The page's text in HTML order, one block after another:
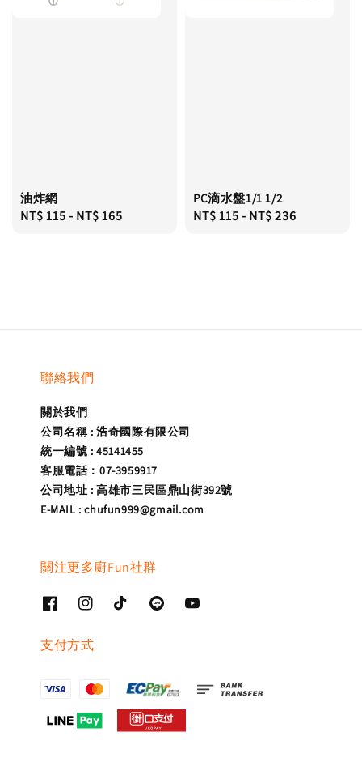
油炸網
Regular
NT$ 115- NT$ 165
PC滴水盤1/1 1/2
Regular
NT$ 115- NT$ 236
聯絡我們
關於我們
公司名稱 : 浩奇國際有限公司
統一編號 : 45141455
客服電話：07-3959917
公司地址 : 高雄市三民區鼎山街392號
E-MAIL : chufun999@gmail.com
關注更多廚Fun社群
支付方式